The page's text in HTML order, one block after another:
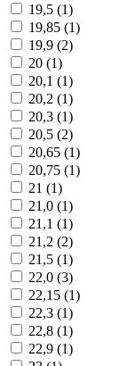
19,5 (1)
19,85 (1)
19,9 (2)
20 (1)
20,1 (1)
20,2 (1)
20,3 (1)
20,5 (2)
20,65 (1)
20,75 (1)
21 (1)
21,0 (1)
21,1 (1)
21,2 (2)
21,5 (1)
22,0 (3)
22,15 (1)
22,3 (1)
22,8 (1)
22,9 (1)